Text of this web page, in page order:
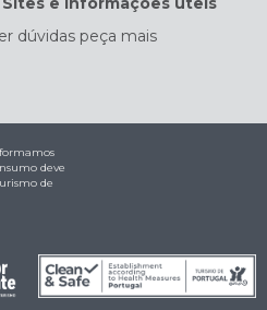
dúvidas peça mais
deve
de